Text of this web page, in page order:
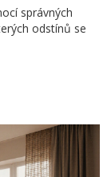
správných
odstínů se